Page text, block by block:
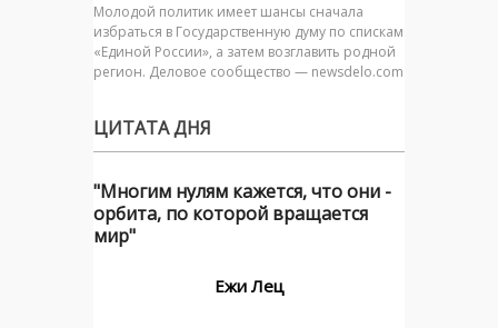
Молодой политик имеет шансы сначала
избраться в Государственную думу по спискам
«Единой России», а затем возглавить родной
регион. Деловое сообщество — newsdelo.com
ЦИТАТА ДНЯ
"Многим нулям кажется, что они -
орбита, по которой вращается
мир"
Ежи Лец